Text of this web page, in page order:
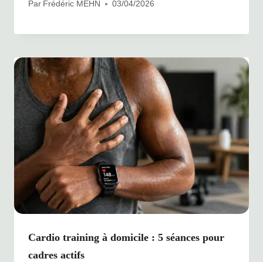
Par Frédéric MEHN 03/04/2026
Cardio training à domicile : 5 séances pour
cadres actifs